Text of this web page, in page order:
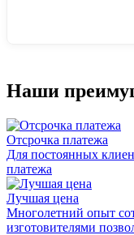
Наши
Отсрочка платежа
Для постоянных
платежа
Лучшая цена
Многолетний опыт
изготовителями